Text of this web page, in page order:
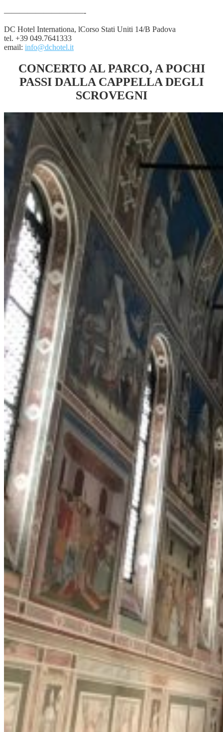
——————————-
DC Hotel Internationa, lCorso Stati Uniti 14/B Padova
tel. +39 049.7641333
email: info@dchotel.it
CONCERTO AL PARCO, A POCHI
PASSI DALLA CAPPELLA DEGLI
SCROVEGNI